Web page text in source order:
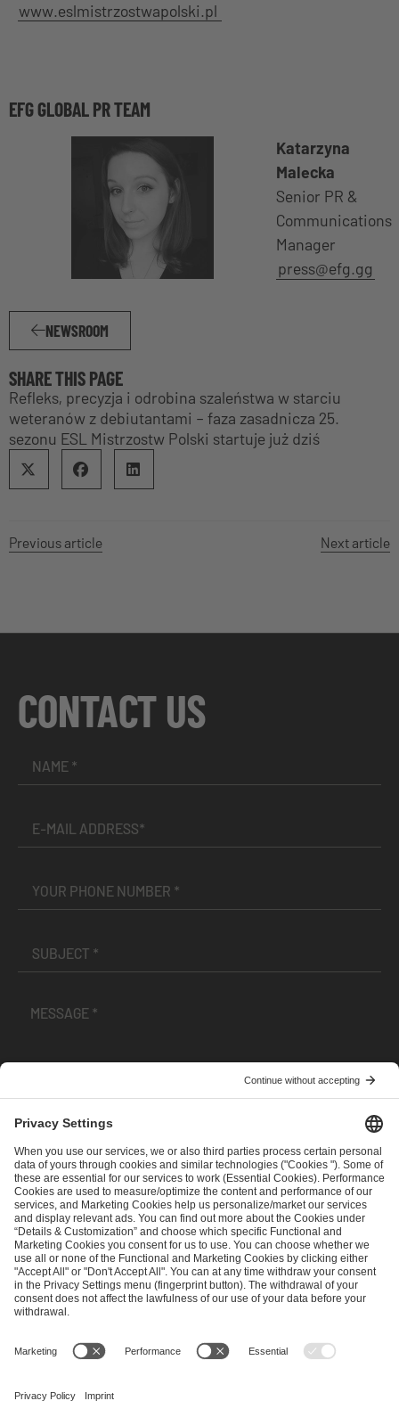
www.eslmistrzostwapolski.pl
EFG GLOBAL PR TEAM
Katarzyna
Malecka
Senior PR &
Communications
Manager
press@efg.gg
NEWSROOM
SHARE THIS PAGE
Refleks, precyzja i odrobina szaleństwa w starciu
weteranów z debiutantami – faza zasadnicza 25.
sezonu ESL Mistrzostw Polski startuje już dziś
Previous article Next article
CONTACT US
andPrivacy Policy
SEND MESSAGE
CAREER MEDIA RIGHTS